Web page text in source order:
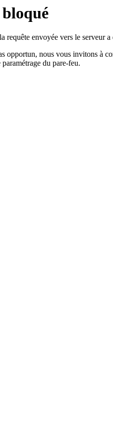
bloqué
envoyée vers le serveur a
opportun, nous vous invitons à
du pare-feu.